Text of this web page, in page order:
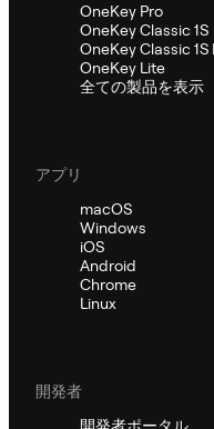
OneKey Pro
OneKey Classic 1S
OneKey Classic 1S
OneKey Lite
全ての製品を表示
アプリ
macOS
Windows
iOS
Android
Chrome
Linux
開発者